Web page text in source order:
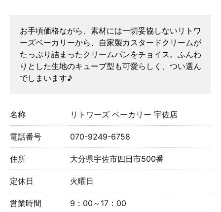
お手頃価格ながら、素材には一切妥協しないリトワ
ーズベーカリーから、自家製カスタードクリームが
たっぷり詰まったクリームパンをチョイス。ふんわ
りとした生地のキューブ型も可愛らしく、つい選ん
でしまいます♪
名称 リトワーズ ベーカリー 宇佐店
電話番号 070-9249-6758
住所 大分県宇佐市四日市500番
定休日 火曜日
営業時間 9：00～17：00